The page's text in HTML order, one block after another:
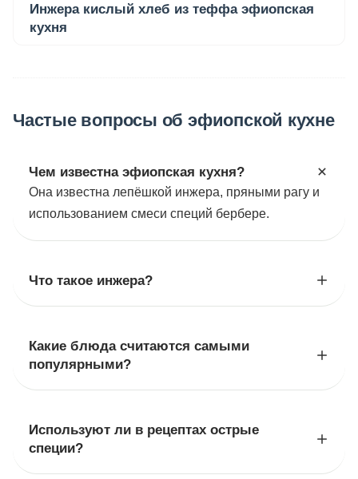
Инжера кислый хлеб из теффа эфиопская
кухня
Частые вопросы об эфиопской кухне
Чем известна эфиопская кухня?
Она известна лепёшкой инжера, пряными рагу и
использованием смеси специй бербере.
Что такое инжера?
Какие блюда считаются самыми
популярными?
Используют ли в рецептах острые
специи?